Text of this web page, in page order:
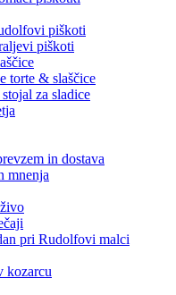
piškoti
piškoti
torte & slaščice
za sladice
in dostava
mnenja
pri Rudolfovi malci
kozarcu